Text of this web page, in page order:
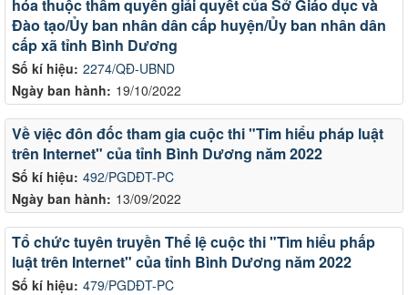
Số kí hiệu: 2274/QĐ-UBND
Ngày ban hành: 19/10/2022
hóa thuộc thẩm quyền giải quyết của Sở Giáo dục và
Đào tạo/Ủy ban nhân dân cấp huyện/Ủy ban nhân dân
cấp xã tỉnh Bình Dương
Số kí hiệu: 492/PGDĐT-PC
Ngày ban hành: 13/09/2022
Về việc đôn đốc tham gia cuộc thi "Tim hiểu pháp luật
trên Internet" của tỉnh Bình Dương năm 2022
Số kí hiệu: 479/PGDĐT-PC
Tổ chức tuyên truyền Thể lệ cuộc thi "Tìm hiểu phấp
luật trên Internet" của tỉnh Bình Dương năm 2022